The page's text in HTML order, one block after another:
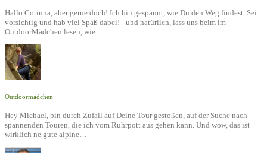
Hallo Corinna, aber gerne doch! Ich bin gespannt, wie Du den Weg findest. Sei
vorsichtig und hab viel Spaß dabei! - und natürlich, lass uns beim im
OutdoorMädchen lesen, wie…
Outdoormädchen
Hey Michael, bin durch Zufall auf Deine Tour gestoßen, auf der Suche nach
spannenden Touren, die ich vom Ruhrpott aus gehen kann. Und wow, das ist
wirklich ne gute alpine…